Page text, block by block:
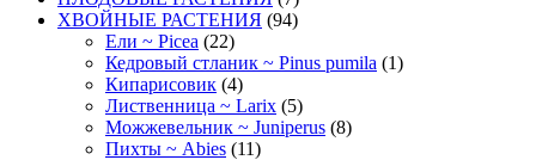
ХВОЙНЫЕ РАСТЕНИЯ (94)
Ели ~ Picea (22)
Кедровый стланик ~ Pinus pumila (1)
Кипарисовик (4)
Лиственница ~ Larix (5)
Можжевельник ~ Juniperus (8)
Пихты ~ Abies (11)